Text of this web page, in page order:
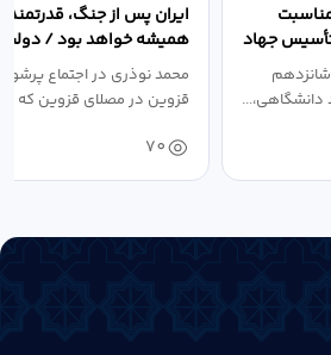
تأسیس جهاد
شانزدهم
دانشگاهی،...
ایران پس از جنگ،
همیشه خواهد بود / دولت
نبرد اقتصادی،...
محمد نوذری در اجتماع
قزوین در مصلای قزوین که
70